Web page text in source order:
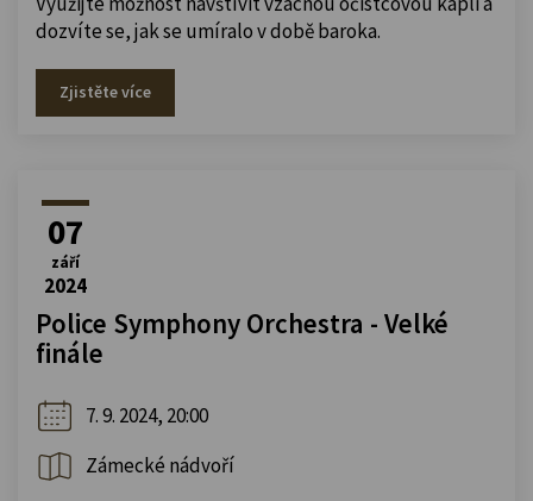
dozvíte se, jak se umíralo v době baroka.
Zjistěte více
07
září
2024
Police Symphony Orchestra - Velké
finále
7. 9. 2024, 20:00
Zámecké nádvoří